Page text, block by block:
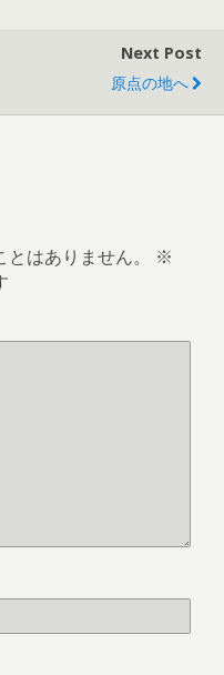
Next Post
原点の地へ
はありません。
※